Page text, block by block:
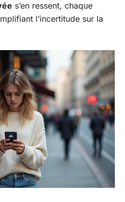
s’en ressent, chaque
l’incertitude sur la